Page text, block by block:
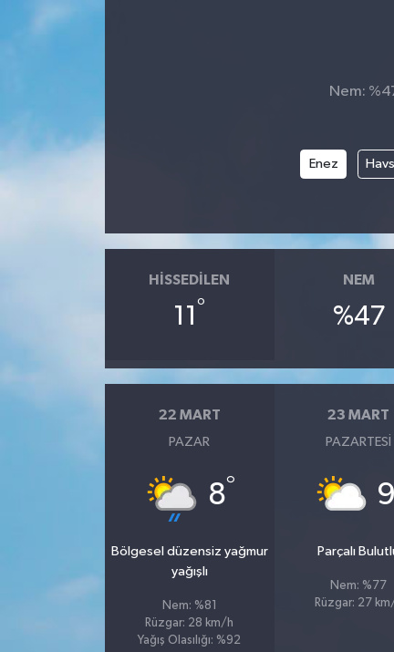
Nem:
Enez
HISSEDILEN
11 °
NEM
%47
22 MART
PAZAR
8°
Bölgesel düzensiz yağmur
yağışlı
Nem: %81
Rüzgar: 28 km/h
Yağış Olasılığı: %92
23 MART
PAZARTESI
9
Parçalı
Nem: %77
Rüzgar: 27